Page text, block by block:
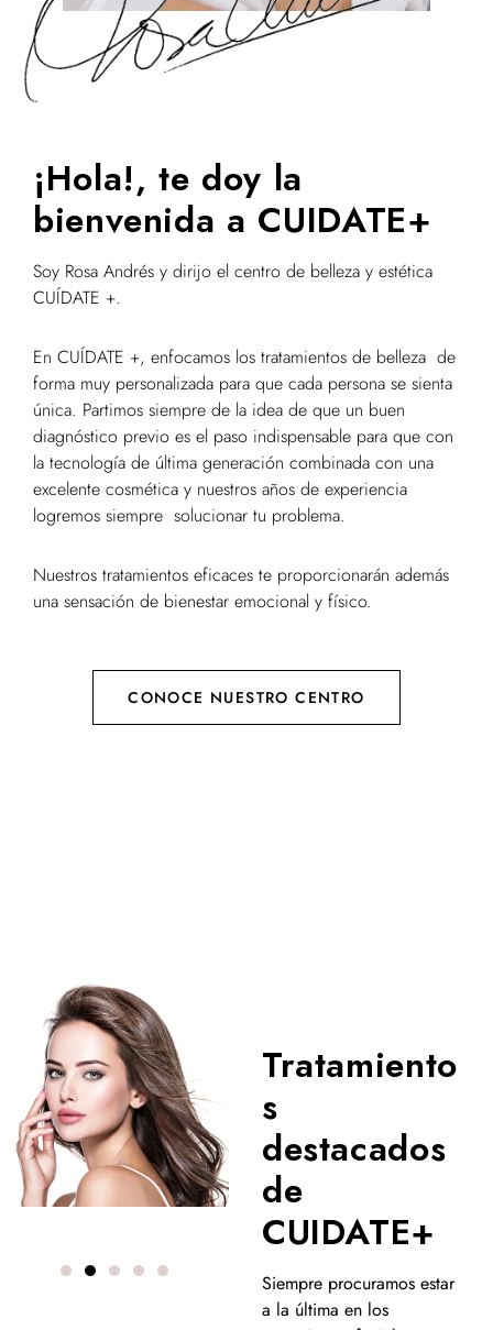
¡Hola!, te doy la
bienvenida a CUIDATE+
Soy Rosa Andrés y dirijo el centro de belleza y estética
CUÍDATE +.
En CUÍDATE +, enfocamos los tratamientos de belleza de
forma muy personalizada para que cada persona se sienta
única. Partimos siempre de la idea de que un buen
diagnóstico previo es el paso indispensable para que con
la tecnología de última generación combinada con una
excelente cosmética y nuestros años de experiencia
logremos siempre solucionar tu problema.
Nuestros tratamientos eficaces te proporcionarán además
una sensación de bienestar emocional y físico.
CONOCE NUESTRO CENTRO
Tratamiento
s
destacados
de
CUIDATE+
Siempre procuramos estar
a la última en los